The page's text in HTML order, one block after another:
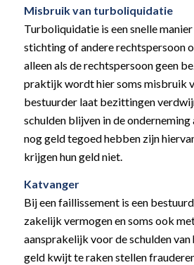
Misbruik van turboliquidatie
Turboliquidatie is een snelle manier
stichting of andere rechtspersoon
alleen als de rechtspersoon geen
praktijk wordt hier soms misbruik
bestuurder laat bezittingen
schulden blijven in de onderneming
nog geld tegoed hebben zijn
krijgen hun geld niet.
Katvanger
Bij een faillissement is een
zakelijk vermogen en soms ook
aansprakelijk voor de schulden
geld kwijt te raken stellen